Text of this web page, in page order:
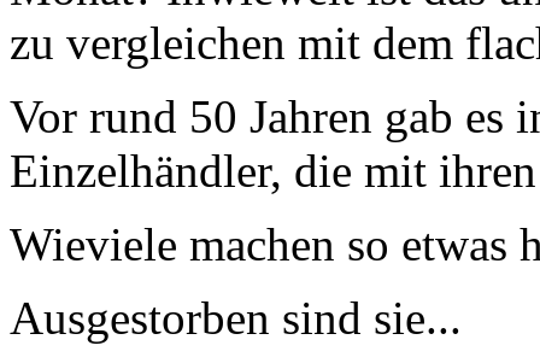
zu vergleichen mit dem
Vor rund 50 Jahren gab es
Einzelhändler, die mit
Wieviele machen so etwas
Ausgestorben sind sie...